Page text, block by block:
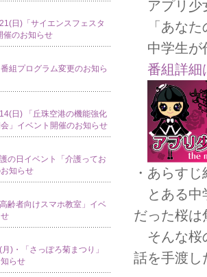
日)「サイエンスフェスタ
催のお知らせ
組プログラム変更のお知ら
日) 「丘珠空港の機能強化
」イベント開催のお知らせ
の日イベント「介護ってお
知らせ
齢者向けスマホ教室」イベ
)・「さっぽろ菊まつり」
らせ
アプリ少
「あなた
中学生が
番組詳細
・あらすじ
とある中
だった桜は
そんな桜
話を手渡し